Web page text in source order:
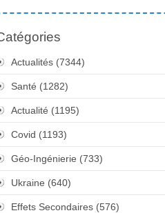
Actualités (7344)
Santé (1282)
Actualité (1195)
Covid (1193)
Géo-Ingénierie (733)
Ukraine (640)
Effets Secondaires (576)